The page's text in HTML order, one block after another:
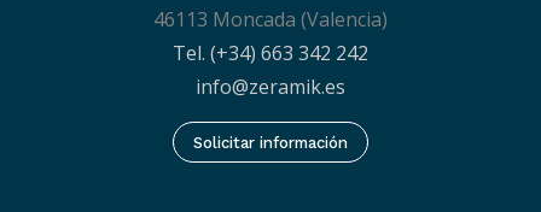
46113 Moncada (Valencia)
Tel. (+34) 663 342 242
info@zeramik.es
Solicitar información